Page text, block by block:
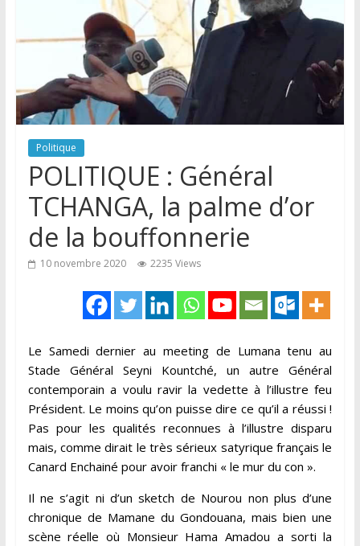
Politique
POLITIQUE : Général
TCHANGA, la palme d’or
de la bouffonnerie
10 novembre 2020 2235 Views
Le Samedi dernier au meeting de Lumana tenu au
Stade Général Seyni Kountché, un autre Général
contemporain a voulu ravir la vedette à l’illustre feu
Président. Le moins qu’on puisse dire ce qu’il a réussi !
Pas pour les qualités reconnues à l’illustre disparu
mais, comme dirait le très sérieux satyrique français le
Canard Enchainé pour avoir franchi « le mur du con ».
Il ne s’agit ni d’un sketch de Nourou non plus d’une
chronique de Mamane du Gondouana, mais bien une
scène réelle où Monsieur Hama Amadou a sorti la